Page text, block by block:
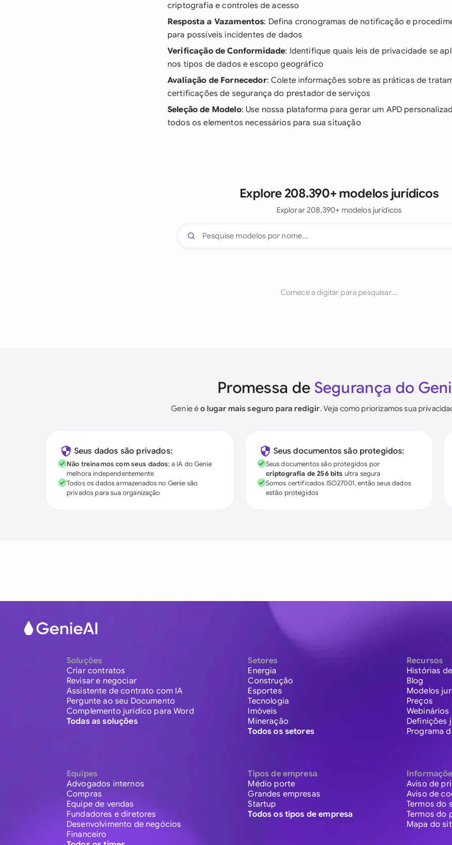
criptografia e controles de acesso
Resposta a Vazamentos: Defina cronogramas de notificação e
para possíveis incidentes de dados
Verificação de Conformidade: Identifique quais leis de privacidade se
nos tipos de dados e escopo geográfico
Avaliação de Fornecedor: Colete informações sobre as práticas de
certificações de segurança do prestador de serviços
Seleção de Modelo: Use nossa plataforma para gerar um APD
todos os elementos necessários para sua situação
Explore 208.390+ modelos jurídicos
Explorar 208,390+ modelos jurídicos
Comece a digitar para pesquisar...
Promessa de Segurança do
Genie éo lugar mais seguro para redigir. Veja como priorizamos sua
Seus dados são privados:
Não treinamos com seus dados; a IA do Genie
melhora independentemente
Todos os dados armazenados no Genie são
privados para sua organização
Seus documentos são protegidos:
Seus documentos são protegidos por
criptografia de 256 bits ultra segura
Somos certificados ISO27001, então seus dados
estão protegidos
Soluções
Criar contratos
Revisar e negociar
Assistente de contrato com IA
Pergunte ao seu Documento
Complemento jurídico para Word
Todas as soluções
Equipes
Advogados internos
Compras
Equipe de vendas
Fundadores e diretores
Desenvolvimento de negócios
Financeiro
Setores
Energia
Construção
Esportes
Tecnologia
Imóveis
Mineração
Todos os setores
Tipos de empresa
Médio porte
Grandes empresas
Startup
Todos os tipos de empresa
Recursos
Histórias
Blog
Modelos
Preços
Webinários
Definições
Programa
Aviso de
Aviso de
Termos do
Termos do
Mapa do